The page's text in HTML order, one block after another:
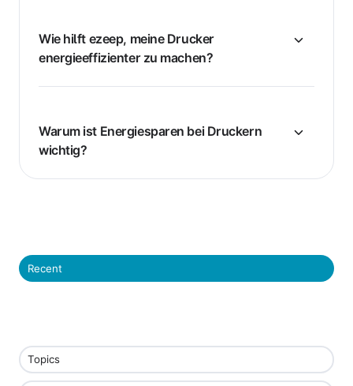
Wie hilft ezeep, meine Drucker
energieeffizienter zu machen?
Warum ist Energiesparen bei Druckern
wichtig?
Recent
Topics